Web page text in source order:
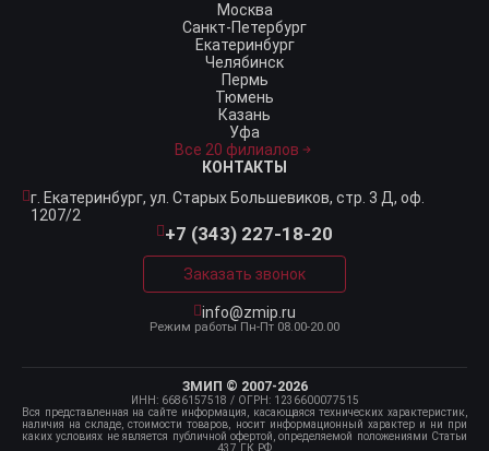
Москва
Санкт-Петербург
Екатеринбург
Челябинск
Пермь
Тюмень
Казань
Уфа
Все 20 филиалов
КОНТАКТЫ
г. Екатеринбург, ул. Старых Большевиков, стр. 3 Д, оф.
1207/2
+7 (343) 227-18-20
Заказать звонок
info@zmip.ru
Режим работы Пн-Пт 08.00-20.00
ЗМИП © 2007-2026
ИНН: 6686157518 / ОГРН: 1236600077515
Вся представленная на сайте информация, касающаяся технических характеристик,
наличия на складе, стоимости товаров, носит информационный характер и ни при
каких условиях не является публичной офертой, определяемой положениями Статьи
437 ГК РФ